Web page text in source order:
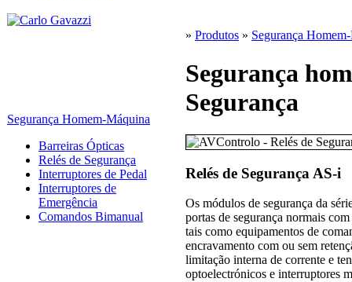
Segurança Homem-Máquina
Barreiras Ópticas
Relés de Segurança
Interruptores de Pedal
Interruptores de
Emergência
Comandos Bimanual
» Produtos » Segurança
Segurança
Segurança
Relés de Segurança AS-i
Os módulos de segurança da
portas de segurança normais
tais como equipamentos de
encravamento com ou sem
limitação interna de corrente e
optoelectrónicos e interruptores